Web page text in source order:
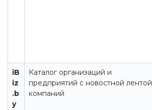
iB
iz
.b
y
Каталог организаций и
предприятий с новостной лентой
компаний